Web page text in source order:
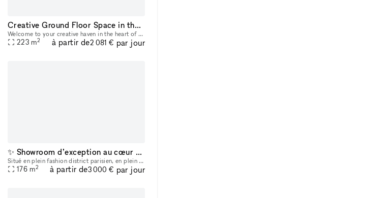
Creative Ground Floor Space in the heart of Hudson Square
Welcome to your creative haven in the heart of Hudson Square, New York City! This chic and contemporary art gallery space is now available for short-term rental, perfect for art exhibitions, pop-up e
223 m2 à partir de2 081 € par jour
✨ Showroom d’exception au cœur du Marais – Paris ✨
Situé en plein fashion district parisien, en plein centre-ville, cet espace unique offre un cadre idéal pour vos showrooms, expositions de mode, installations artistiques ou présentations de produit
176 m2 à partir de3 000 € par jour